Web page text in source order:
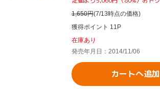
1,650円(7/13時点の価格)
獲得ポイント 11P
在庫あり
発売年月日：2014/11/06
カートへ追加